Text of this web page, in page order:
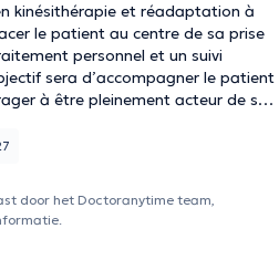
kinésithérapie et réadaptation à
le patient au centre de sa prise
personnel et un suivi
sera d’accompagner le patient
à être pleinement acteur de son
door het Doctoranytime team,